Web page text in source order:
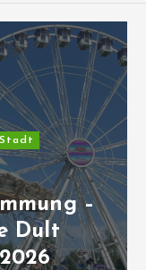
–
Dult